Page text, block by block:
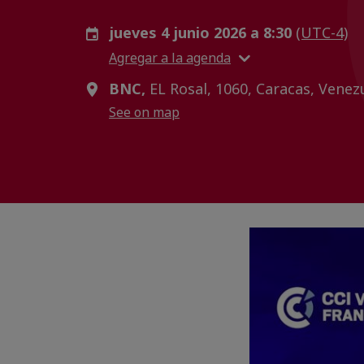
jueves 4 junio 2026 a 8:30 (UTC-4)
Agregar a la agenda
BNC, EL Rosal, 1060, Caracas,
See on map